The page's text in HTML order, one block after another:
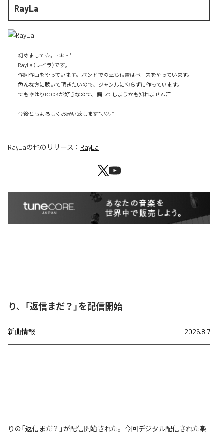
RayLa
初めまして☆。.:＊・゜
RayLa（レイラ）です。
作詞作曲をやっています。バンドでの立ち位置はベースをやっています。
色んな方に聴いて頂きたいので、ジャンルに拘らずに作っています。
でもやはりROCKが好きなので、偏ってしまうかも知れません汗
今後ともよろしくお願い致します*⸜♡⸝*
RayLaの他のリリース： RayLa
り、「返信まだ？」を配信開始
新曲情報 2026.8.7
りの「返信まだ？」が配信開始された。今回デジタル配信された楽